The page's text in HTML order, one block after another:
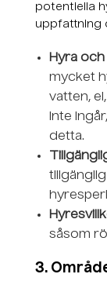
potentiella
uppfattning
Hyra
mycket
vatten,
inte
detta.
såsom
3.